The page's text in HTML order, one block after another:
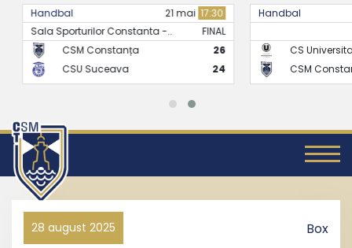
Handbal 21 mai17:30
Sala Sporturilor Constanta -..
FINAL
CSM Constanța
26
CSU Suceava
24
Handbal
CS
CSM
28 august 2025 Box